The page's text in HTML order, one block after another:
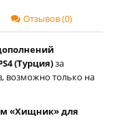
Отзывов (0)
(Турция)за
возможно только на
«Хищник» для